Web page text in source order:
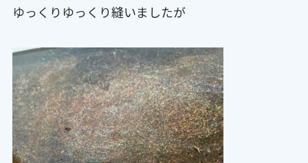
ゆっくりゆっくり縫いましたが